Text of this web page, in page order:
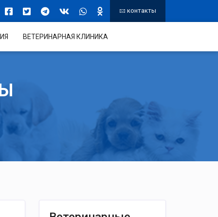
контакты
ВЕТЕРИНАРНАЯ КЛИНИКА